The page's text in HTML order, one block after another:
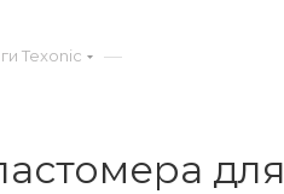
Texonic —
для